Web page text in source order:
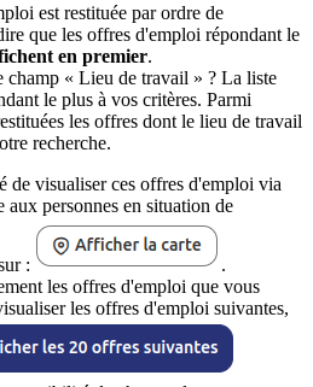
est restituée par ordre de
que les offres d'emploi répondant le
en premier.
champ « Lieu de travail » ? La liste
le plus à vos critères. Parmi
les offres dont le lieu de travail
recherche.
de visualiser ces offres d'emploi via
aux personnes en situation de
:
.
les offres d'emploi que vous
les offres d'emploi suivantes,